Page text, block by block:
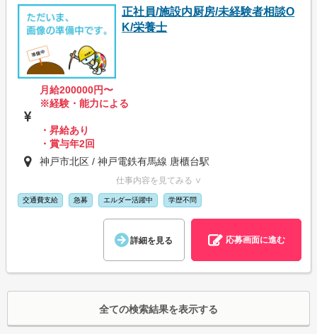
正社員/施設内厨房/未経験者相談O
K/栄養士
月給200000円〜
※経験・能力による
・昇給あり
・賞与年2回
神戸市北区 / 神戸電鉄有馬線 唐櫃台駅
仕事内容を見てみる ∨
交通費支給 急募 エルダー活躍中 学歴不問
詳細を見る 応募画面に進む
全ての検索結果を表示する